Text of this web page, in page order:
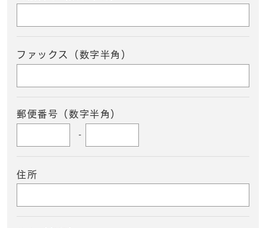
ファックス（数字半角）
郵便番号（数字半角）
-
住所